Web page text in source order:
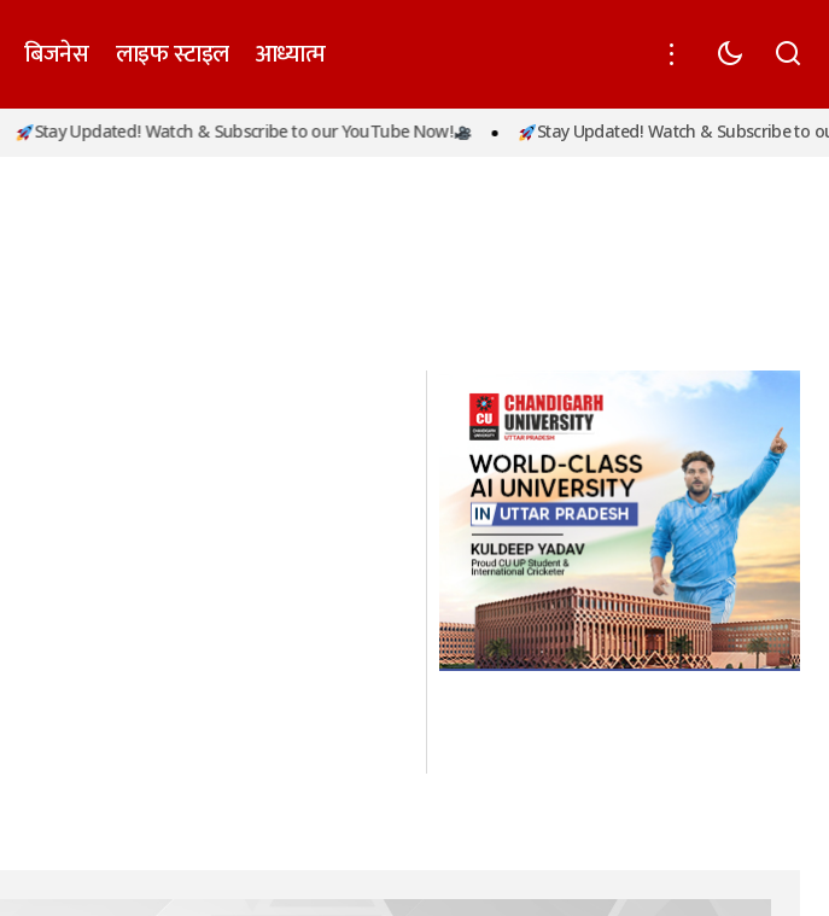
बिजनेस लाइफ स्टाइल आध्यात्म
Stay Updated! Watch & Subscribe to our YouTube Now! Stay Updated! Watch & Subscribe to our